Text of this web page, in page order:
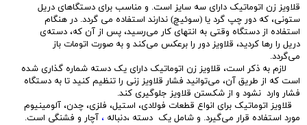
قلاویز زن اتوماتیک دارای سه سایز است. و مناسب برای دستگاهای دریل
ستونی، که دور چپ گرد یا (سوئیچ) ندارند استفاده می گردد. در هنگام
استفاده از دستگاه وقتی به انتهای کار می‌رسید، پس از آن که، دسته‌ی
دریل را رها کردید، قلاویز دور را برعکس می‌کند و به صورت اتومات باز
می‌گردد.
لازم به ذکر است، قلاویز‌‌ زن اتوماتیک دارای یک دسته شماره گذاری شده
است که از طریق آن‌، می‌توانید فشار قلاویز زنی را تنظیم کنید تا به دستگاه
فشار وارد نشود و از شکستن قلاویز جلوگیری کند.
قلاویز اتوماتیک برای انواع قطعات فولادی، استیل، فلزی، چدن، آلومینیوم
مورد استفاده قرار می‌گیرد. و شامل یک دسته ،دنباله ، آچار و فشنگی است.